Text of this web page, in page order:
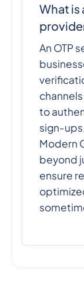
What is
An OTP
to
sign-
Modern
beyond
ensure